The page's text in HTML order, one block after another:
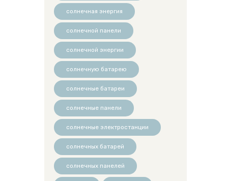
солнечная энергия
солнечной панели
солнечной энергии
солнечную батарею
солнечные батареи
солнечные панели
солнечные электростанции
солнечных батарей
солнечных панелей